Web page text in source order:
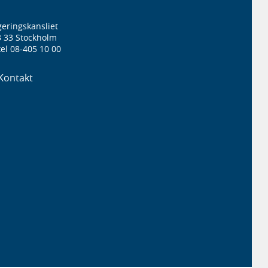
33 Stockholm
08-405 10 00